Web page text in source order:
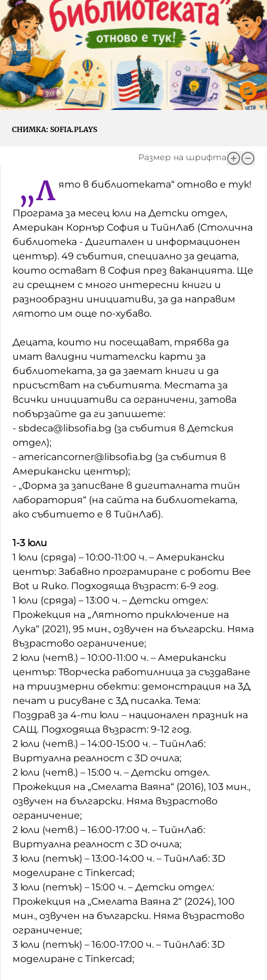
Фантазирай
Приказки
История на изкуството
Музикална кутийка
Къщата
Златната ябълка
Непознатите думи
Като Айнщайн
Домашен любимец
Питаме Ви
До ре ми
Игри
Кои сме ние?
За вас, родители
БНР
БНР Новини
Архивен фонд на БНР
СНИМКА: SOFIA.PLAYS
Размер на шрифта
„Л ято в библиотеката“ отново е тук!
Програма за месец юли на Детски отдел,
Американ Корнър София и ТийнЛаб (Столична
библиотека - Дигитален и информационен
център). 49 събития, специално за децата,
които остават в София през ваканцията. Ще
ги срещнем с много интересни книги и
разнообразни инициативи, за да направим
лятото им още по-хубаво.
Децата, които ни посещават, трябва да
имат валидни читателски карти за
библиотеката, за да заемат книги и да
присъстват на събитията. Местата за
всички инициативи са ограничени, затова
побързайте да ги запишете:
- sbdeca@libsofia.bg (за събития в Детския
отдел);
- americancorner@libsofia.bg (за събития в
Американски център);
- „Форма за записване в дигиталната тийн
лаборатория“ (на сайта на библиотеката,
ако събитието е в ТийнЛаб).
1-3 юли
1 юли (сряда) – 10:00-11:00 ч. – Американски
център: Забавно програмиране с роботи Bee
Bot и Ruko. Подходяща възраст: 6-9 год.
1 юли (сряда) – 13:00 ч. – Детски отдел:
Прожекция на „Лятното приключение на
Лука“ (2021), 95 мин., озвучен на български. Няма
възрастово ограничение;
2 юли (четв.) – 10:00-11:00 ч. – Американски
център: Творческа работилница за създаване
на триизмерни обекти: демонстрация на 3Д
печат и рисуване с 3Д писалка. Тема:
Поздрав за 4-ти юли – национален празник на
САЩ. Подходяща възраст: 9-12 год.
2 юли (четв.) – 14:00-15:00 ч. – ТийнЛаб:
Виртуална реалност с 3D очила;
2 юли (четв.) – 15:00 ч. – Детски отдел.
Прожекция на „Смелата Ваяна“ (2016), 103 мин.,
озвучен на български. Няма възрастово
ограничение;
2 юли (четв.) – 16:00-17:00 ч. – ТийнЛаб:
Виртуална реалност с 3D очила;
3 юли (петък) – 13:00-14:00 ч. – ТийнЛаб: 3D
моделиране с Tinkercad;
3 юли (петък) – 15:00 ч. – Детски отдел:
Прожекция на „Смелата Ваяна 2“ (2024), 100
мин., озвучен на български. Няма възрастово
ограничение;
3 юли (петък) – 16:00-17:00 ч. – ТийнЛаб: 3D
моделиране с Tinkercad;